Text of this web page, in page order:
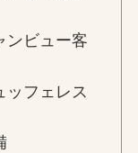
ンビュー客
ッフェレス